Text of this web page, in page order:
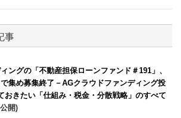
事
ングの「不動産担保ローンファンド＃191」、
集め募集終了－AGクラウドファンディング投
おきたい「仕組み・税金・分散戦略」のすべて
開)